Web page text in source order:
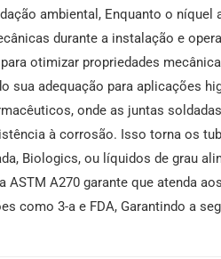
ambiental, Enquanto o
durante a instalação e
otimizar propriedades
sua adequação para aplicações
onde as juntas
à corrosão. Isso torna os
Biologics, ou líquidos de grau
ASTM A270 garante que atenda
como 3-a e FDA, Garantindo a